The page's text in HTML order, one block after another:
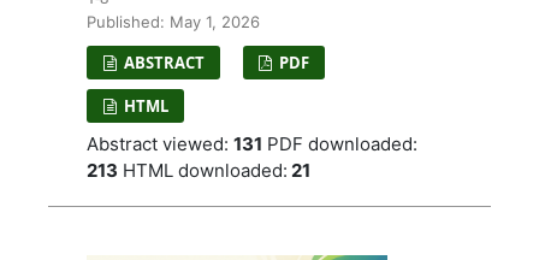
Published: May 1, 2026
ABSTRACT
PDF
HTML
Abstract viewed: 131 PDF downloaded:
213 HTML downloaded: 21